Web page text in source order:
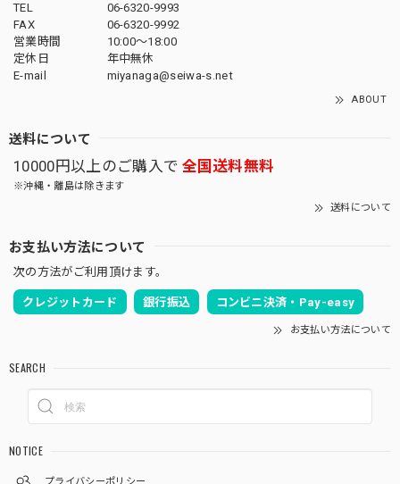
TEL
06-6320-9993
FAX
06-6320-9992
営業時間
10:00～18:00
定休日
年中無休
E-mail
miyanaga@seiwa-s.net
ABOUT
送料について
10000円以上のご購入で 全国送料無料
※沖縄・離島は除きます
送料について
お支払い方法について
次の方法がご利用頂けます。
クレジットカード 銀行振込 コンビニ決済・Pay-easy
お支払い方法について
SEARCH
NOTICE